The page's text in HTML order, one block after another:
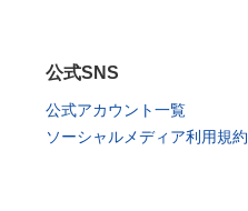
公式SNS
公式アカウント一覧
ソーシャルメディア利用規約